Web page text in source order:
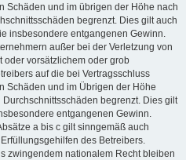
Schäden und im übrigen der Höhe nach
begrenzt. Dies gilt auch
insbesondere entgangenen Gewinn.
außer bei der Verletzung von
oder vorsätzlichem oder grob
auf die bei Vertragsschluss
Schäden und im Übrigen der Höhe
begrenzt. Dies gilt
entgangenen Gewinn.
a bis c gilt sinngemäß auch
des Betreibers.
zwingendem nationalem Recht bleiben